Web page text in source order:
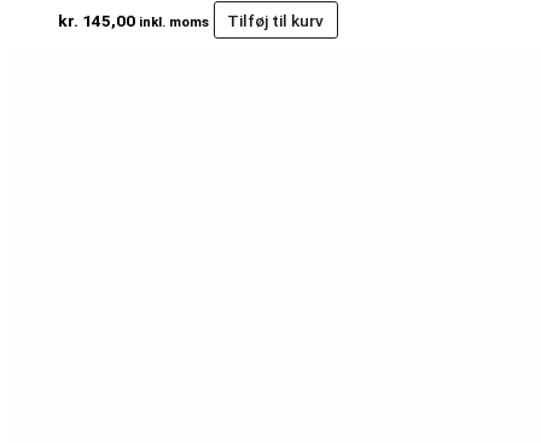
kr. 145,00 inkl. moms Tilføj til kurv